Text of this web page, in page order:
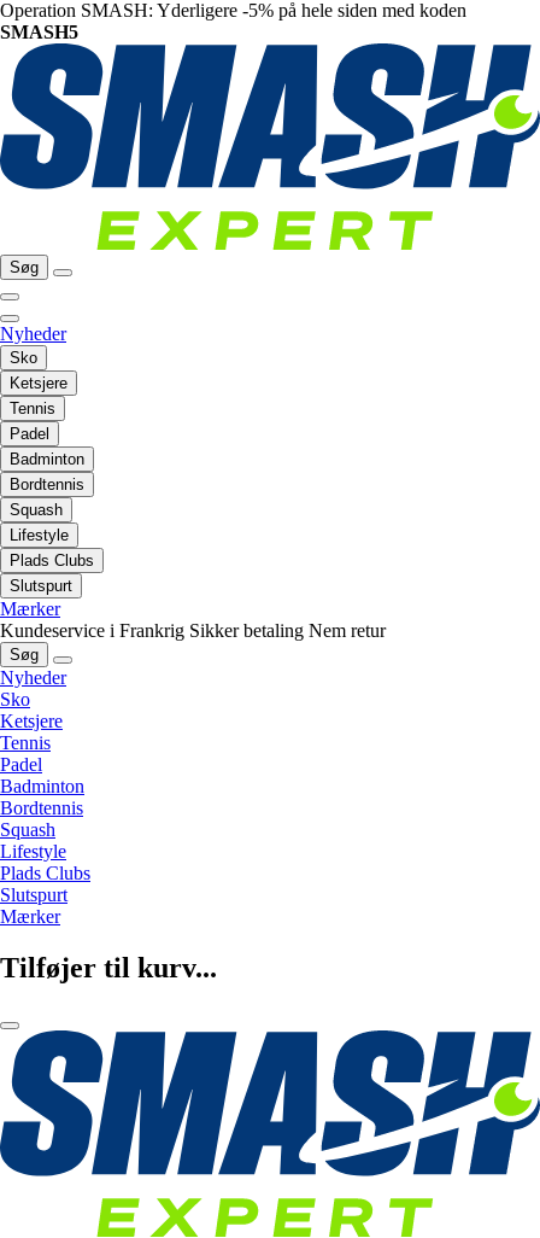
Operation SMASH: Yderligere -5% på hele siden med koden
SMASH5
Søg
Nyheder
Sko
Ketsjere
Tennis
Padel
Badminton
Bordtennis
Squash
Lifestyle
Plads Clubs
Slutspurt
Mærker
Kundeservice i Frankrig Sikker betaling Nem retur
Søg
Nyheder
Sko
Ketsjere
Tennis
Padel
Badminton
Bordtennis
Squash
Lifestyle
Plads Clubs
Slutspurt
Mærker
Tilføjer til kurv...